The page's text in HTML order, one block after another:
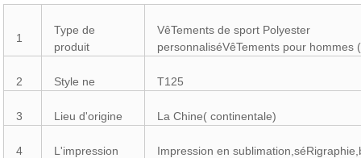
1
Type de
produit
VêTements de sport Polyester
personnaliséVêTements pour hommes
2 Style ne T125
3 Lieu d'origine La Chine( continentale)
4 L'impression Impression en